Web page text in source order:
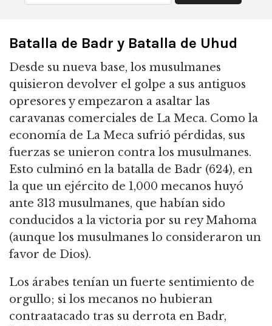
Batalla de Badr y Batalla de Uhud
Desde su nueva base, los musulmanes
quisieron devolver el golpe a sus antiguos
opresores y empezaron a asaltar las
caravanas comerciales de La Meca. Como la
economía de La Meca sufrió pérdidas, sus
fuerzas se unieron contra los musulmanes.
Esto culminó en la batalla de Badr (624), en
la que un ejército de 1,000 mecanos huyó
ante 313 musulmanes, que habían sido
conducidos a la victoria por su rey Mahoma
(aunque los musulmanes lo consideraron un
favor de Dios).
Los árabes tenían un fuerte sentimiento de
orgullo; si los mecanos no hubieran
contraatacado tras su derrota en Badr,